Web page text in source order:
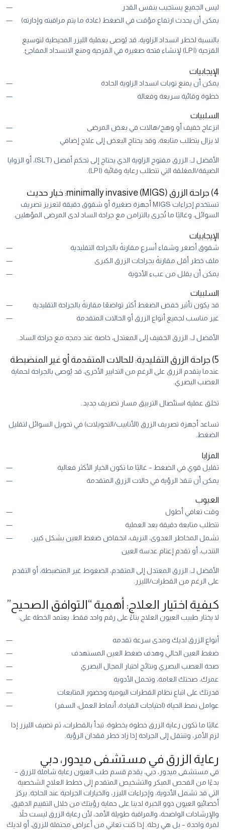
ليس الجميع يستجيب بنفس القدر
يمكن أن يحدث ارتفاع مؤقت في الضغط (عادة ما يتم مراقبته وإدارته)
بالنسبة لخطر انسداد الزاوية، قد يُوصى بعملية الليزر المحيطية لتوسيع
القزحية (LPI) لإنشاء فتحة صغيرة في القزحية ومنع الانسداد المفاجئ.
الإيجابيات
يمكن أن يمنع نوبات انسداد الزاوية الحادة
خطوة وقائية سريعة وفعالة
السلبيات
انزعاج خفيف أو وهج/هالات في بعض المرضى
لا يزال يتطلب متابعة، وقد يحتاج البعض إلى علاج إضافي
الأفضل لـ: الزرق مفتوح الزاوية الذي يحتاج إلى تحكم أفضل (SLT)، أو الزوايا
الضيقة/المغلقة التي تتطلب رعاية وقائية (LPI).
4) جراحة الزرق minimally invasive (MIGS): خيار حديث
تستخدم إجراءات MIGS أجهزة صغيرة أو شقوق دقيقة لتعزيز تصريف
السوائل، وغالبًا ما تُجرى بالتزامن مع جراحة الساد لدى المرضى المؤهلين.
الإيجابيات
شقوق أصغر وشفاء أسرع مقارنةً بالجراحة التقليدية
ملف خطر أقل مقارنةً بجراحات الزرق الكبرى
يمكن أن يقلل من عبء الأدوية
السلبيات
قد يكون تأثير خفض الضغط أكثر تواضعًا مقارنةً بالجراحة التقليدية
غير مناسب لجميع أنواع الزرق أو الحالات المتقدمة
الأفضل لـ: الزرق الخفيف إلى المعتدل، خاصة عند دمجه مع جراحة الساد.
5) جراحة الزرق التقليدية: للحالات المتقدمة أو غير المنضبطة
عندما يتقدم الزرق على الرغم من التدابير الأخرى، قد يُوصى بالجراحة لحماية
العصب البصري.
تخلق عملية استئصال التربيق مسار تصريف جديد.
تساعد أجهزة تصريف الزرق (الأنابيب/التحويلات) في تحويل السوائل لتقليل
الضغط.
المزايا
تقليل قوي في الضغط – غالبًا ما تكون الخيار الأكثر فعالية
يمكن أن تنقذ الرؤية في حالات الزرق المتقدمة
العيوب
وقت تعافي أطول
تتطلب متابعة دقيقة بعد العملية
تشمل المخاطر العدوى، النزيف، انخفاض ضغط العين بشكل كبير،
التندب، أو تقدم إعتام عدسة العين
الأفضل لـ: الزرق المعتدل إلى المتقدم، الضغوط غير المنضبطة، أو التقدم
على الرغم من القطرات/الليزر.
كيفية اختيار العلاج: أهمية “التوافق الصحيح”
لا يختار طبيب العيون العلاج بناءً على رقم واحد فقط. يعتمد الخطة على:
أنواع الزرق لديك ومدى سرعة تقدمه
ضغط العين الحالي وهدف ضغط العين المستهدف
صحة العصب البصري ونتائج اختبار المجال البصري
عمرك، صحتك العامة، وتحمل الأدوية
قدرتك على اتباع نظام القطرات اليومية وحضور المتابعات
عوامل نمط الحياة (احتياجات القيادة، أنماط العمل، السفر)
غالبًا ما تكون رعاية الزرق خطوة بخطوة: تبدأ بالقطرات، ثم تضيف الليزر إذا
لزم الأمر، وتنتقل إلى الجراحة إذا زاد خطر فقدان الرؤية.
رعاية الزرق في مستشفى ميدور، دبي
في مستشفى ميدور، دبي، يقدم قسم طب العيون رعاية شاملة للزرق –
بدءًا من الفحص المبكر والتشخيص المتقدم إلى خطط العلاج الشخصية
التي قد تشمل الأدوية، وإجراءات الليزر، والخيارات الجراحية عند الحاجة. يركز
أخصائيو العيون ذوو الخبرة لدينا على حماية رؤيتك من خلال التقييم الدقيق،
والإرشادات الواضحة، والمراقبة طويلة الأمد، لأن رعاية الزرق ليست حلاً
لمرة واحدة – بل هي رحلة. إذا كنت تعاني من أعراض محتملة للزرق، أو لديك